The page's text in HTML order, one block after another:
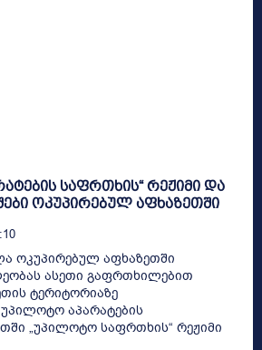
საფრთხის“ რეჟიმი და
ოკუპირებულ აფხაზეთში
ოკუპირებულ აფხაზეთში
ასეთი გაფრთხილებით
ტერიტორიაზე
აპარატების
„უპილოტო საფრთხის“ რეჟიმი